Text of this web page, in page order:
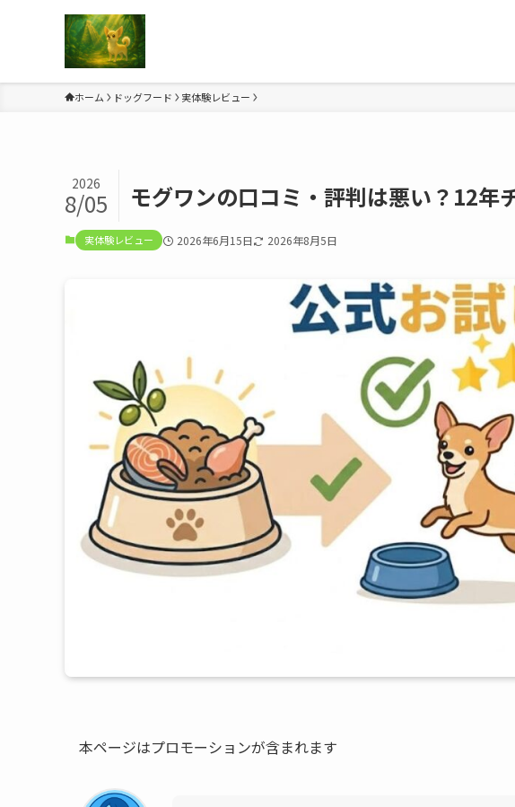
ホーム ドッグフード 実体験レビュー
モグワンの口コミ・評判は悪い？12年
2026
8/05
実体験レビュー 2026年6月15日 2026年8月5日
本ページはプロモーションが含まれます